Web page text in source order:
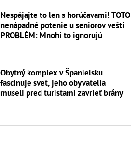
Nespájajte to len s horúčavami! TOTO
nenápadné potenie u seniorov veští
PROBLÉM: Mnohí to ignorujú
Obytný komplex v Španielsku
fascinuje svet, jeho obyvatelia
museli pred turistami zavrieť brány